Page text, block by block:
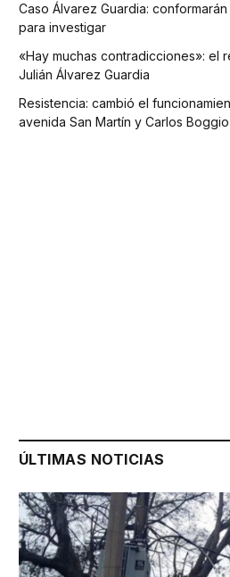
Caso Álvarez Guardia:
para investigar
«Hay muchas contradicciones»: el
Julián Álvarez Guardia
Resistencia: cambió el
avenida San Martín y Carlos Boggio
ÚLTIMAS NOTICIAS